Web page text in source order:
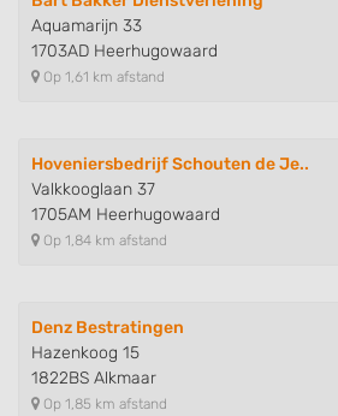
Aquamarijn 33
1703AD Heerhugowaard
Op 1,61 km afstand
Hoveniersbedrijf Schouten de Je..
Valkkooglaan 37
1705AM Heerhugowaard
Op 1,84 km afstand
Denz Bestratingen
Hazenkoog 15
1822BS Alkmaar
Op 1,85 km afstand